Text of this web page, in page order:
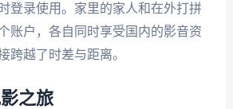
登录使用。家里的家人和在外打拼
账户，各自同时享受国内的影音资
跨越了时差与距离。
之旅